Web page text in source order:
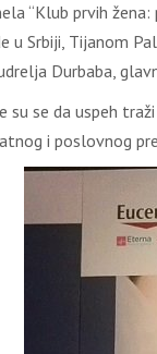
“Klub prvih
u Srbiji, Tijanom
Durbaba,
su se da uspeh
i poslovnog